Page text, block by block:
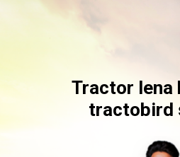
Tractor lena
tractobird